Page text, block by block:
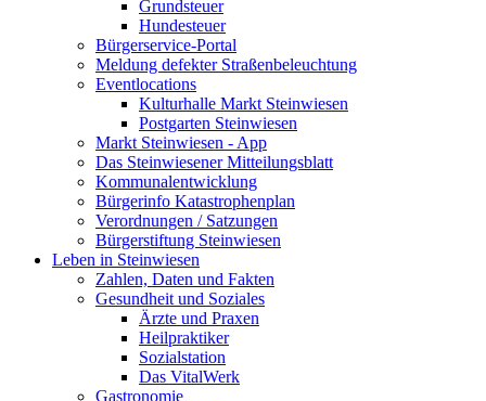
Grundsteuer
Hundesteuer
Bürgerservice-Portal
Meldung defekter Straßenbeleuchtung
Eventlocations
Kulturhalle Markt Steinwiesen
Postgarten Steinwiesen
Markt Steinwiesen - App
Das Steinwiesener Mitteilungsblatt
Kommunalentwicklung
Bürgerinfo Katastrophenplan
Verordnungen / Satzungen
Bürgerstiftung Steinwiesen
Leben in Steinwiesen
Zahlen, Daten und Fakten
Gesundheit und Soziales
Ärzte und Praxen
Heilpraktiker
Sozialstation
Das VitalWerk
Gastronomie